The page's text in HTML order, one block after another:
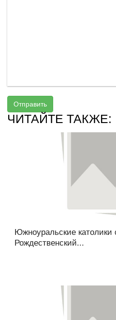
Отправить
ЧИТАЙТЕ ТАКЖЕ:
Южноуральские католики
Рождественский...